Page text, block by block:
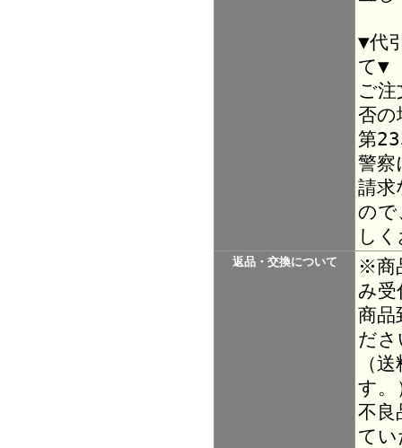
▼代
て▼
ご
否の
第
警察
請求
ので
し
返品・交換について
※商
み受
商品
だ
（
す。
不良
て